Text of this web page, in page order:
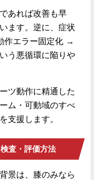
あれば改善も早
ます。逆に、症状
作エラー固定化 →
う悪循環に陥りや
ツ動作に精通した
ム・可動域のすべ
支援します。
査・評価方法
景は、膝のみなら